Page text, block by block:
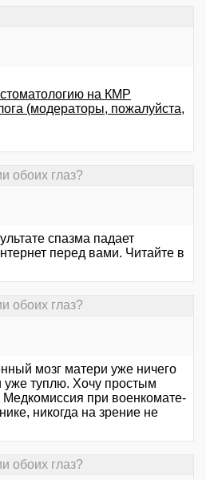
на КМР
(модераторы, пожалуйста,
обоих глаз?
спазма падает
перед вами. Читайте в
обоих глаз?
мозг матери уже ничего
уже туплю. Хочу простым
Медкомиссия при военкомате-
никогда на зрение не
обоих глаз?